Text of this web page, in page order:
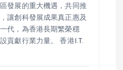
發展的重大機遇，共同推
讓創科發展成果真正惠及
代，為香港長期繁榮穩
貢獻行業力量。 香港I.T.